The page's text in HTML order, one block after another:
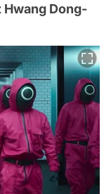
Hwang Dong-